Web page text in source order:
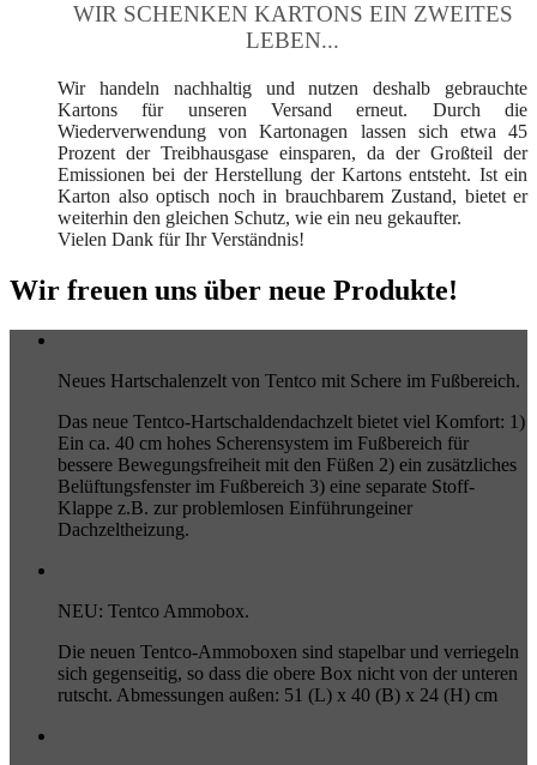
WIR SCHENKEN KARTONS EIN ZWEITES
LEBEN...
Wir handeln nachhaltig und nutzen deshalb gebrauchte
Kartons für unseren Versand erneut. Durch die
Wiederverwendung von Kartonagen lassen sich etwa 45
Prozent der Treibhausgase einsparen, da der Großteil der
Emissionen bei der Herstellung der Kartons entsteht. Ist ein
Karton also optisch noch in brauchbarem Zustand, bietet er
weiterhin den gleichen Schutz, wie ein neu gekaufter.
Vielen Dank für Ihr Verständnis!
Wir freuen uns über neue Produkte!
Neues Hartschalenzelt von Tentco mit Schere im Fußbereich.
Das neue Tentco-Hartschaldendachzelt bietet viel Komfort: 1)
Ein ca. 40 cm hohes Scherensystem im Fußbereich für
bessere Bewegungsfreiheit mit den Füßen 2) ein zusätzliches
Belüftungsfenster im Fußbereich 3) eine separate Stoff-
Klappe z.B. zur problemlosen Einführungeiner
Dachzeltheizung.
NEU: Tentco Ammobox.
Die neuen Tentco-Ammoboxen sind stapelbar und verriegeln
sich gegenseitig, so dass die obere Box nicht von der unteren
rutscht. Abmessungen außen: 51 (L) x 40 (B) x 24 (H) cm